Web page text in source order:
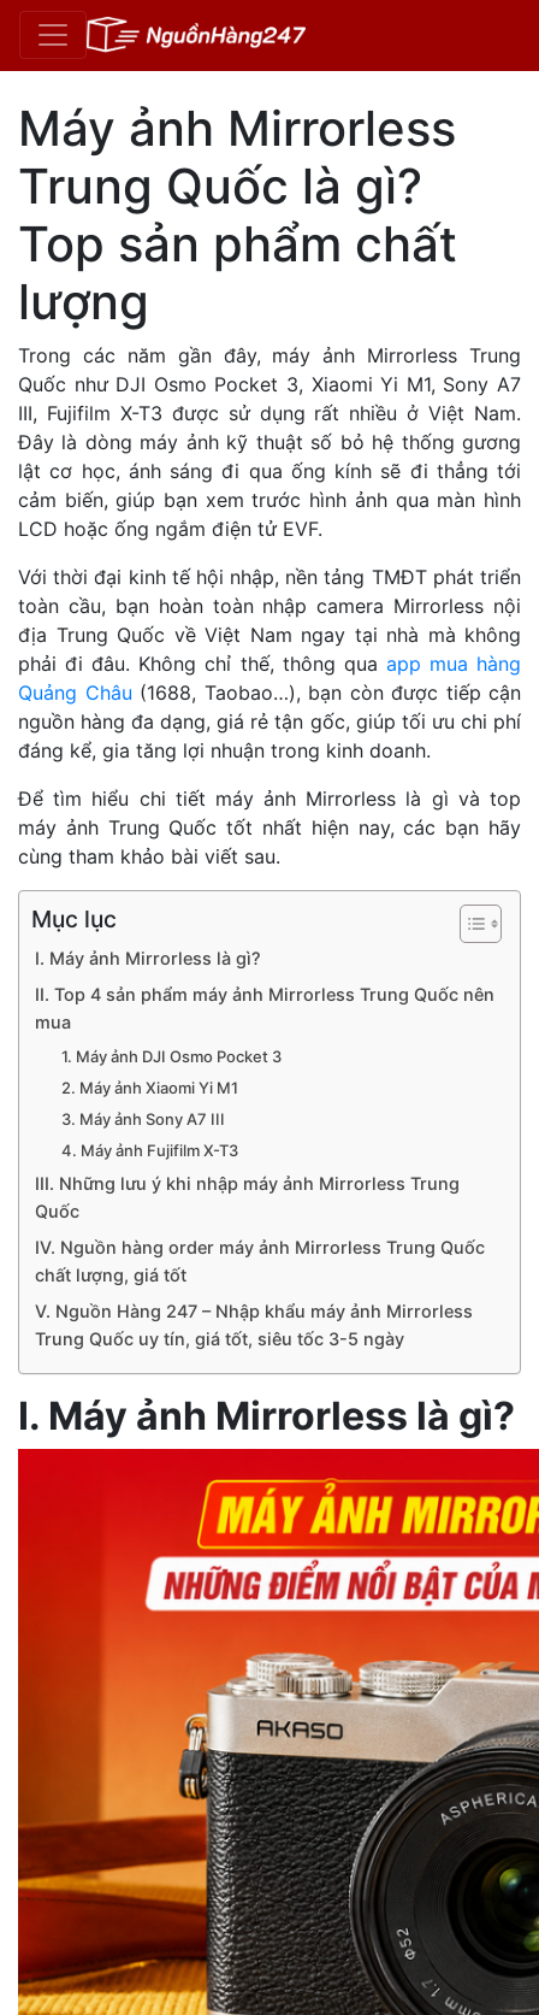
Máy ảnh Mirrorless
Trung Quốc là gì?
Top sản phẩm chất
lượng
Trong các năm gần đây, máy ảnh Mirrorless Trung
Quốc như DJI Osmo Pocket 3, Xiaomi Yi M1, Sony A7
III, Fujifilm X-T3 được sử dụng rất nhiều ở Việt Nam.
Đây là dòng máy ảnh kỹ thuật số bỏ hệ thống gương
lật cơ học, ánh sáng đi qua ống kính sẽ đi thẳng tới
cảm biến, giúp bạn xem trước hình ảnh qua màn hình
LCD hoặc ống ngắm điện tử EVF.
Với thời đại kinh tế hội nhập, nền tảng TMĐT phát triển
toàn cầu, bạn hoàn toàn nhập camera Mirrorless nội
địa Trung Quốc về Việt Nam ngay tại nhà mà không
phải đi đâu. Không chỉ thế, thông qua app mua hàng
Quảng Châu (1688, Taobao…), bạn còn được tiếp cận
nguồn hàng đa dạng, giá rẻ tận gốc, giúp tối ưu chi phí
đáng kể, gia tăng lợi nhuận trong kinh doanh.
Để tìm hiểu chi tiết máy ảnh Mirrorless là gì và top
máy ảnh Trung Quốc tốt nhất hiện nay, các bạn hãy
cùng tham khảo bài viết sau.
Mục lục
I. Máy ảnh Mirrorless là gì?
II. Top 4 sản phẩm máy ảnh Mirrorless Trung Quốc nên
mua
1. Máy ảnh DJI Osmo Pocket 3
2. Máy ảnh Xiaomi Yi M1
3. Máy ảnh Sony A7 III
4. Máy ảnh Fujifilm X-T3
III. Những lưu ý khi nhập máy ảnh Mirrorless Trung
Quốc
IV. Nguồn hàng order máy ảnh Mirrorless Trung Quốc
chất lượng, giá tốt
V. Nguồn Hàng 247 – Nhập khẩu máy ảnh Mirrorless
Trung Quốc uy tín, giá tốt, siêu tốc 3-5 ngày
I. Máy ảnh Mirrorless là gì?